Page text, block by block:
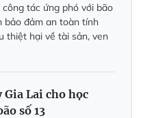
tác ứng phó với bão
bảo đảm an toàn tính
thiệt hại về tài sản, ven
Gia Lai cho học
số 13